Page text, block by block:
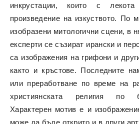
инкрустации, които с
произведение на изкуството. По
изобразени митологични сцени, в
експерти се съзират ирански и
са изображения на грифони и
както и кръстове. Последните
или преработване по време на
християнската религия по
Характерен мотив е и
може да бъде открито и в други